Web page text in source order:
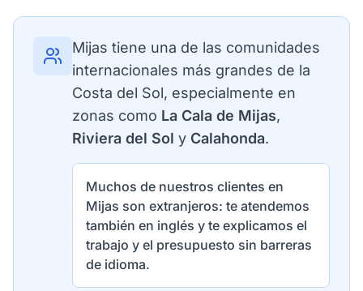
Mijas tiene una de las comunidades
internacionales más grandes de la
Costa del Sol, especialmente en
zonas como La Cala de Mijas,
Riviera del Sol y Calahonda.
Muchos de nuestros clientes en
Mijas son extranjeros: te atendemos
también en inglés y te explicamos el
trabajo y el presupuesto sin barreras
de idioma.